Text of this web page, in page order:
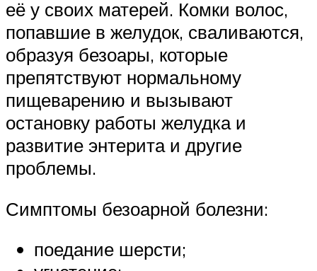
её у своих матерей. Комки волос,
попавшие в желудок, сваливаются,
образуя безоары, которые
препятствуют нормальному
пищеварению и вызывают
остановку работы желудка и
развитие энтерита и другие
проблемы.
Симптомы безоарной болезни:
поедание шерсти;